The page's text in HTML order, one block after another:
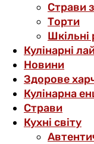
Страви
Торти
Шкільні
Кулінарні
Новини
Здорове
Кулінарна
Страви
Кухні світу